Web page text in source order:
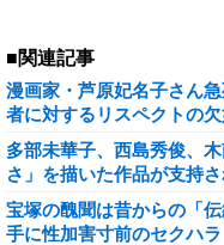
■関連記事
漫画家・芦原妃名子さん
者に対するリスペクトの欠
多部未華子、西島秀俊、
さ」を描いた作品が支持
宝塚の醜聞は昔からの「
手に性加害寸前のセクハラ